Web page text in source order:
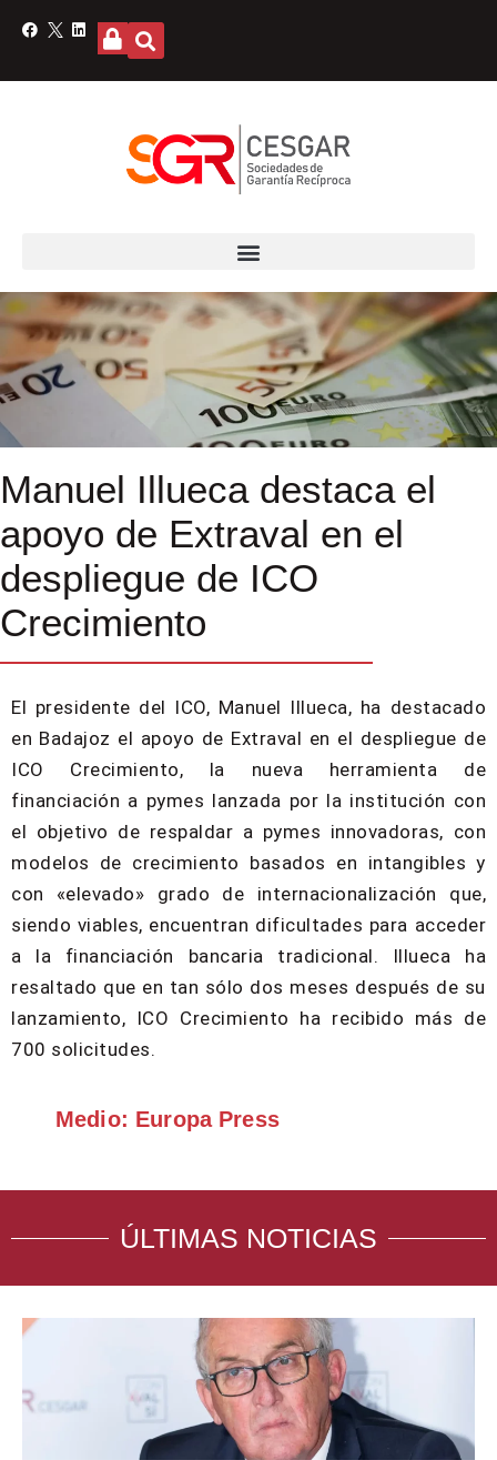
Manuel Illueca destaca el
apoyo de Extraval en el
despliegue de ICO
Crecimiento
El presidente del ICO, Manuel Illueca, ha destacado
en Badajoz el apoyo de Extraval en el despliegue de
ICO Crecimiento, la nueva herramienta de
financiación a pymes lanzada por la institución con
el objetivo de respaldar a pymes innovadoras, con
modelos de crecimiento basados en intangibles y
con «elevado» grado de internacionalización que,
siendo viables, encuentran dificultades para acceder
a la financiación bancaria tradicional. Illueca ha
resaltado que en tan sólo dos meses después de su
lanzamiento, ICO Crecimiento ha recibido más de
700 solicitudes.
Medio: Europa Press
ÚLTIMAS NOTICIAS